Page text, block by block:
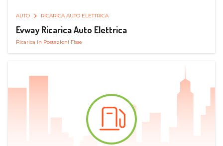
AUTO RICARICA AUTO ELETTRICA
Evway Ricarica Auto Elettrica
Ricarica in Postazioni Fisse